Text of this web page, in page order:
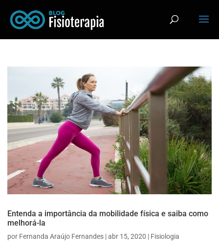
Entenda a importância da mobilidade física e saiba como
melhorá-la
por Fernanda Araújo Fernandes |abr 15, 2020 | Fisiologia